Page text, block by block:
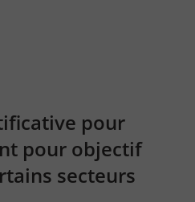
pour
pour objectif
secteurs